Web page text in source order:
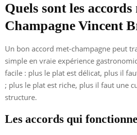
Quels sont les accords
Champagne Vincent
Un bon accord met-champagne peut
simple en vraie expérience
facile : plus le plat est délicat, plus il
; plus le plat est riche, plus il faut une
structure.
Les accords qui